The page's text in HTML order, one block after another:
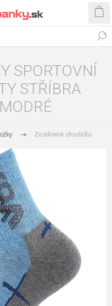
SPORTOVNÍ
STŘÍBRA
Zosilnené chodidlo